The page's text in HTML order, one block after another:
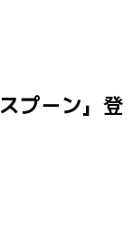
プーン」登